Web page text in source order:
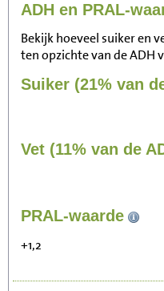
ADH en PRAL-
Bekijk hoeveel suiker en
ten opzichte van de ADH
Suiker (21% van
Vet (11% van de
PRAL-waarde
+1,2
Zitten, tv kijken